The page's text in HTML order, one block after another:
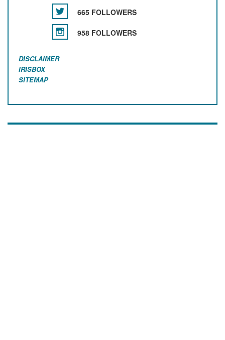
665 FOLLOWERS
958 FOLLOWERS
DISCLAIMER
IRISBOX
SITEMAP